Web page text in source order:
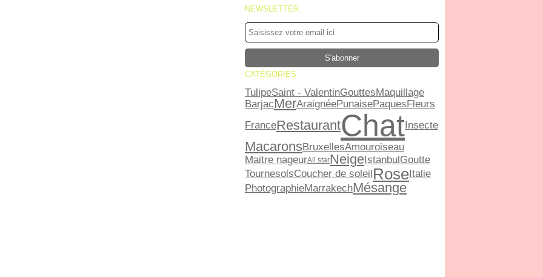
NEWSLETTER
CATÉGORIES
TulipeSaint - ValentinGouttesMaquillage
BarjacMerAraignéePunaisePaquesFleurs
FranceRestaurantChatInsecte
MacaronsBruxellesAmouroiseau
Maitre nageurAll starNeigeIstanbulGoutte
TournesolsCoucher de soleilRoseItalie
PhotographieMarrakechMésange